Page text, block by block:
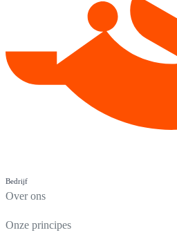
Bedrijf
Over ons
Onze principes